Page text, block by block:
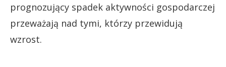
prognozujący spadek aktywności gospodarczej
przeważają nad tymi, którzy przewidują
wzrost.